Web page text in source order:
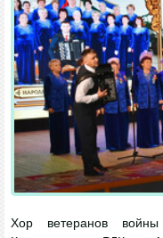
Хор ветеранов